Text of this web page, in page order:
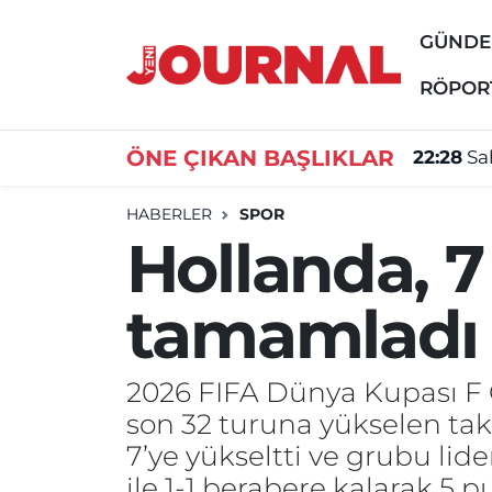
ÖNE ÇIKAN BAŞLIKLAR 22:28
HABERLER SPOR
Hollanda,
tamamladı
2026 FIFA Dünya Kupası
son 32 turuna yükselen
7’ye yükseltti ve grubu
GÜNDEM
DÜNYA
ÖZEL HABER
Nöbetçi Eczaneler
Süper Lig Puan Durumu ve Fikstür
Son Dakika Haberleri
Haber Arşivi